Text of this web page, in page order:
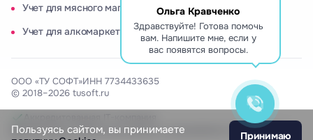
Ольга Кравченко
Здравствуйте! Готова помочь
вам. Напишите мне, если у
вас появятся вопросы.
Пользуясь сайтом, вы принимаете
Принимаю
Учет для мясного магазина
Учет для алкомаркета
ООО «ТУ СОФТ»ИНН 7734433635
© 2018–2026 tusoft.ru
Включены в Реестр российского программного обеспечения